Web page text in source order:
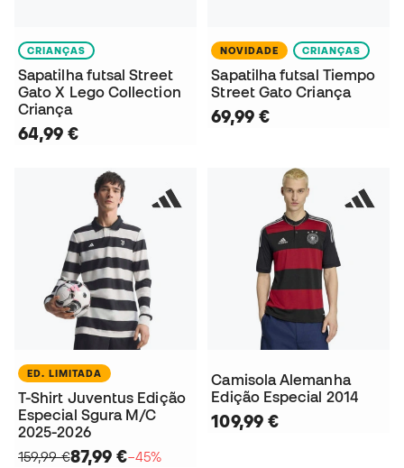
CRIANÇAS
Sapatilha futsal Street
Gato X Lego Collection
Criança
64,99 €
NOVIDADE CRIANÇAS
Sapatilha futsal Tiempo
Street Gato Criança
69,99 €
ED. LIMITADA
T-Shirt Juventus Edição
Especial Sgura M/C
2025-2026
159,99 €87,99 €−45%
Camisola Alemanha
Edição Especial 2014
109,99 €